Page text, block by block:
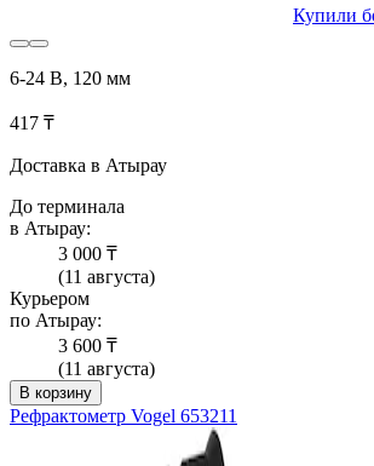
Купили
6-24 В, 120 мм
417 ₸
Доставка в Атырау
До терминала
в Атырау:
3 000 ₸
(11 августа)
Курьером
по Атырау:
3 600 ₸
(11 августа)
В корзину
Рефрактометр Vogel 653211